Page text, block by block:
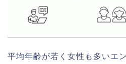
平均年齢が若く女性も多いエ